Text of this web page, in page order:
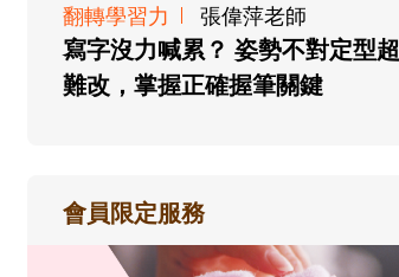
翻轉學習力 張偉萍老師
寫字沒力喊累？ 姿勢不對定型超
難改，掌握正確握筆關鍵
會員限定服務